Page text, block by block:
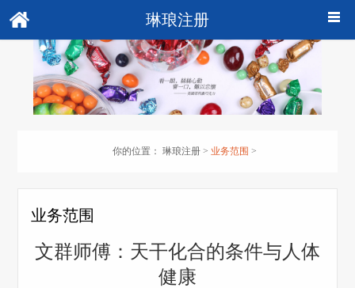
琳琅注册
你的位置： 琳琅注册 > 业务范围 >
业务范围
文群师傅：​天干化合的条件与人体
健康